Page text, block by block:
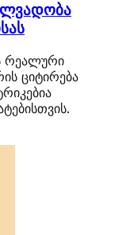
რეალური
ციტირება